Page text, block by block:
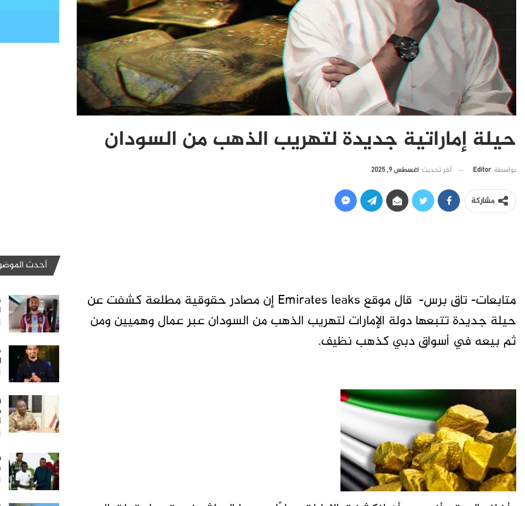
حيلة إماراتية جديدة لتهريب الذهب من السودان
بواسطة Editor آخر تحديث أغسطس 9, 2025
مشاركة
متابعات- تاق برس- قال موقع Emirates leaks إن مصادر حقوقية مطلعة كشفت عن
حيلة جديدة تتبعها دولة الإمارات لتهريب الذهب من السودان عبر عمال وهميين ومن
ثم بيعه في أسواق دبي كذهب نظيف.
أحدث